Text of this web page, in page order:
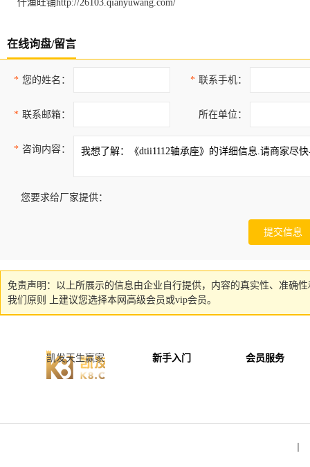
仟渔旺铺http://26103.qianyuwang.com/
在线询盘/留言
* 您的姓名： * 联系手机：
* 联系邮箱： 所在单位：
* 咨询内容：
您要求给厂家提供：
免责声明：以上所展示的信息由企业自行提供，内容的真实性、准确
我们原则 上建议您选择本网高级会员或vip会员。
凯发天生赢家 新手入门 会员服务